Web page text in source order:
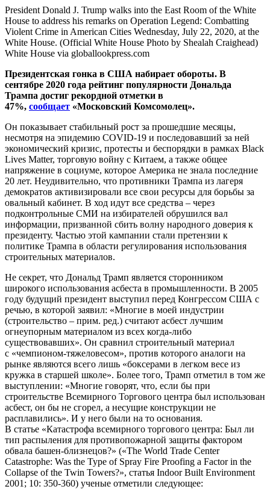
President Donald J. Trump walks into the East Room of the White
House to address his remarks on Operation Legend: Combatting
Violent Crime in American Cities Wednesday, July 22, 2020, at the
White House. (Official White House Photo by Shealah Craighead)
White House via globallookpress.com
Президентская гонка в США набирает обороты. В
сентябре 2020 года рейтинг популярности Дональда
Трампа достиг рекордной отметки в
47%, сообщает «Московский Комсомолец».
Он показывает стабильный рост за прошедшие месяцы,
несмотря на эпидемию COVID-19 и последовавший за ней
экономический кризис, протесты и беспорядки в рамках Black
Lives Matter, торговую войну с Китаем, а также общее
напряжение в социуме, которое Америка не знала последние
20 лет. Неудивительно, что противники Трампа из лагеря
демократов активизировали все свои ресурсы для борьбы за
овальный кабинет. В ход идут все средства – через
подконтрольные СМИ на избирателей обрушился вал
информации, призванной сбить волну народного доверия к
президенту. Частью этой кампании стали претензии к
политике Трампа в области регулирования использования
строительных материалов.
Не секрет, что Дональд Трамп является сторонником
широкого использования асбеста в промышленности. В 2005
году будущий президент выступил перед Конгрессом США с
речью, в которой заявил: «Многие в моей индустрии
(строительство – прим. ред.) считают асбест лучшим
огнеупорным материалом из всех когда-либо
существовавших». Он сравнил строительный материал
с «чемпионом-тяжеловесом», против которого аналоги на
рынке являются всего лишь «боксерами в легком весе из
кружка в старшей школе». Более того, Трамп отметил в том же
выступлении: «Многие говорят, что, если бы при
строительстве Всемирного Торгового центра был использован
асбест, он бы не сгорел, а несущие конструкции не
расплавились». И у него были на то основания.
В статье «Катастрофа всемирного торгового центра: Был ли
тип распыления для противопожарной защиты фактором
обвала башен-близнецов?» («The World Trade Center
Catastrophe: Was the Type of Spray Fire Proofing a Factor in the
Collapse of the Twin Towers?», статья Indoor Built Environment
2001; 10: 350-360) ученые отметили следующее: